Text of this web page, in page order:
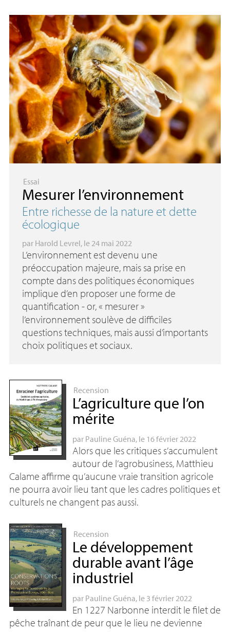
Essai
Mesurer l’environnement
Entre richesse de la nature et dette
écologique
par Harold Levrel, le 24 mai 2022
L’environnement est devenu une
préoccupation majeure, mais sa prise en
compte dans des politiques économiques
implique d’en proposer une forme de
quantification - or, « mesurer»
l’environnement soulève de difficiles
questions techniques, mais aussi d’importants
choix politiques et sociaux.
Recension
L’agriculture que l’on
mérite
par Pauline Guéna, le 16 février 2022
Alors que les critiques s’accumulent
autour de l’agrobusiness, Matthieu
Calame affirme qu’aucune vraie transition agricole
ne pourra avoir lieu tant que les cadres politiques et
culturels ne changent pas aussi.
Recension
Le développement
durable avant l’âge
industriel
par Pauline Guéna, le 3 février 2022
En 1227 Narbonne interdit le filet de
pêche traînant de peur que le lieu ne devienne